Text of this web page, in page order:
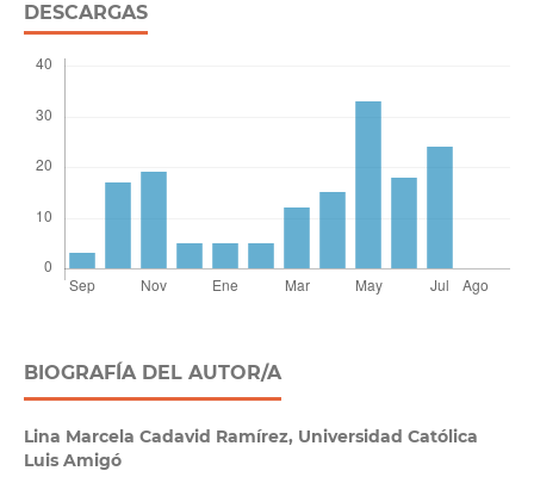
DESCARGAS
BIOGRAFÍA DEL AUTOR/A
Lina Marcela Cadavid Ramírez, Universidad Católica
Luis Amigó